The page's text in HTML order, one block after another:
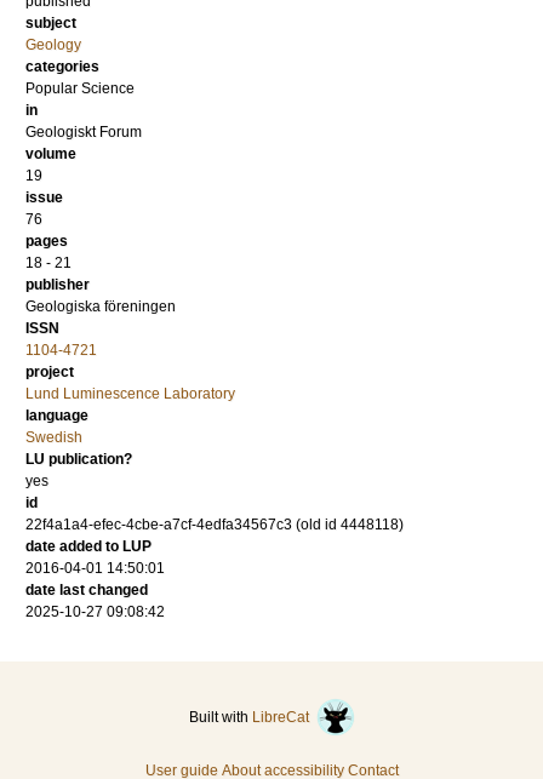
subject
Geology
categories
Popular Science
in
Geologiskt Forum
volume
19
issue
76
pages
18 - 21
publisher
Geologiska föreningen
ISSN
1104-4721
project
Lund Luminescence Laboratory
language
Swedish
LU publication?
yes
id
22f4a1a4-efec-4cbe-a7cf-4edfa34567c3 (old id 4448118)
date added to LUP
2016-04-01 14:50:01
date last changed
2025-10-27 09:08:42
Built with LibreCat
User guide About accessibility Contact